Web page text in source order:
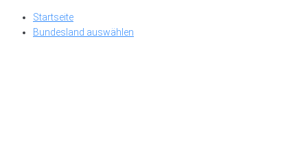
Skip
Startseite
Bundesland auswählen